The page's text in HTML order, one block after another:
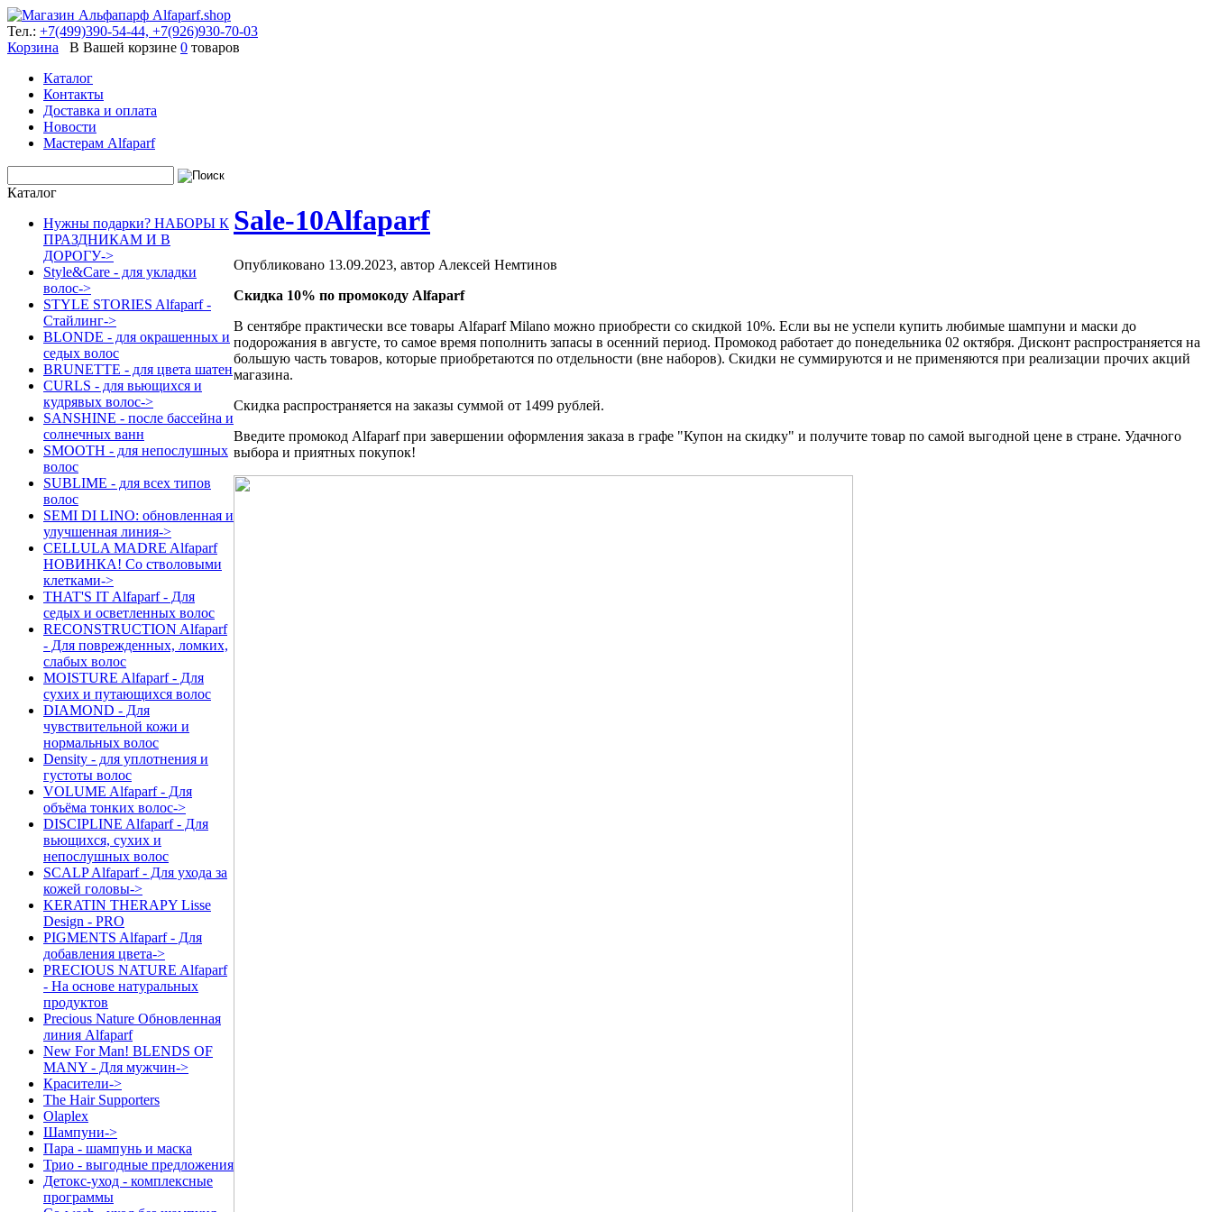
Тел.: +7(499)390-54-44, +7(926)930-70-03
Корзина В Вашей корзине 0 товаров
Каталог
Контакты
Доставка и оплата
Новости
Мастерам Alfaparf
Каталог
Нужны подарки? НАБОРЫ К
ПРАЗДНИКАМ И В
ДОРОГУ->
Style&Care - для укладки
волос->
STYLE STORIES Alfaparf -
Стайлинг->
BLONDE - для окрашенных и
седых волос
BRUNETTE - для цвета шатен
CURLS - для вьющихся и
кудрявых волос->
SANSHINE - после бассейна и
солнечных ванн
SMOOTH - для непослушных
волос
SUBLIME - для всех типов
волос
SEMI DI LINO: обновленная и
улучшенная линия->
CELLULA MADRE Alfaparf
НОВИНКА! Со стволовыми
клетками->
THAT'S IT Alfaparf - Для
седых и осветленных волос
RECONSTRUCTION Alfaparf
- Для поврежденных, ломких,
слабых волос
MOISTURE Alfaparf - Для
сухих и путающихся волос
DIAMOND - Для
чувствительной кожи и
нормальных волос
Density - для уплотнения и
густоты волос
VOLUME Alfaparf - Для
объёма тонких волос->
DISCIPLINE Alfaparf - Для
вьющихся, сухих и
непослушных волос
SCALP Alfaparf - Для ухода за
кожей головы->
KERATIN THERAPY Lisse
Design - PRO
PIGMENTS Alfaparf - Для
добавления цвета->
PRECIOUS NATURE Alfaparf
- На основе натуральных
продуктов
Precious Nature Обновленная
линия Alfaparf
New For Man! BLENDS OF
MANY - Для мужчин->
Красители->
The Hair Supporters
Olaplex
Шампуни->
Пара - шампунь и маска
Трио - выгодные предложения
Детокс-уход - комплексные
программы
Sale-10Alfaparf
Опубликовано 13.09.2023, автор Алексей Немтинов
Скидка 10% по промокоду Alfaparf
В сентябре практически все товары Alfaparf Milano можно приобрести со скидкой 10%. Если вы не успели купить любимые шампуни и маски до
подорожания в августе, то самое время пополнить запасы в осенний период. Промокод работает до понедельника 02 октября. Дисконт распространяется на
большую часть товаров, которые приобретаются по отдельности (вне наборов). Скидки не суммируются и не применяются при реализации прочих акций
магазина.
Скидка распространяется на заказы суммой от 1499 рублей.
Введите промокод Alfaparf при завершении оформления заказа в графе "Купон на скидку" и получите товар по самой выгодной цене в стране. Удачного
выбора и приятных покупок!